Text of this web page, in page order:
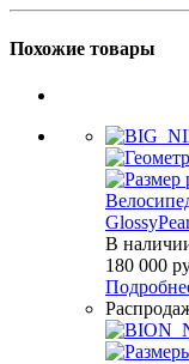
Похожие товары
В
180 000